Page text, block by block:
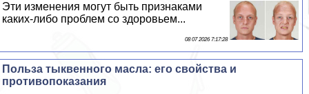
Эти изменения могут быть признаками
каких-либо проблем со здоровьем...
08 07 2026 7:17:28
Польза тыквенного масла: его свойства и
противопоказания